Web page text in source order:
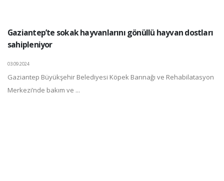
Gaziantep’te sokak hayvanlarını gönüllü hayvan dostları
sahipleniyor
03.09.2024
Gaziantep Büyükşehir Belediyesi Köpek Barınağı ve Rehabilatasyon
Merkezi’nde bakım ve ...